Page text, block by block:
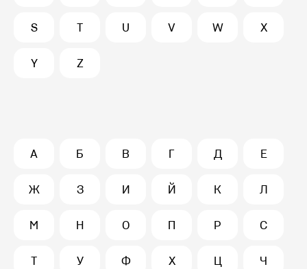
S T U V W X
Y Z
А Б В Г Д Е
Ж З И Й К Л
М Н О П Р С
Т У Ф Х Ц Ч